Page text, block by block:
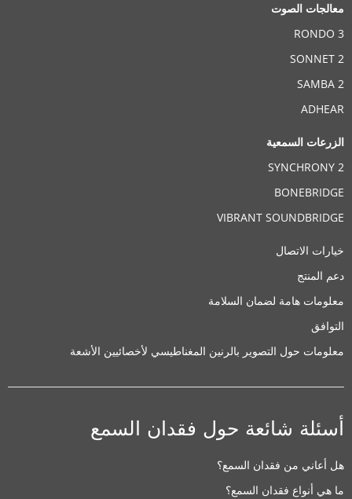
معالجات الصوت
RONDO 3
SONNET 2
SAMBA 2
ADHEAR
الزرعات السمعية
SYNCHRONY 2
BONEBRIDGE
VIBRANT SOUNDBRIDGE
خيارات الاتصال
دعم المنتج
معلومات هامة لضمان السلامة
التوافق
معلومات حول التصوير بالرنين المغناطيسي لأخصائيين الأشعة
أسئلة شائعة حول فقدان السمع
هل أعاني من فقدان السمع؟
ما هي أنواع فقدان السمع؟